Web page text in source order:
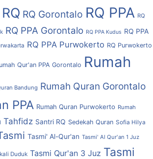
RQ RQ Gorontalo RQ PPA RQ
RQ PPA Gorontalo RQ PPA Kudus RQ PPA
RQ PPA Purwokerto RQ Purwokerto
Qur'an PPA Gorontalo Rumah
Bandung Rumah Quran Gorontalo
PPA Rumah Quran Purwokerto Rumah
Tahfidz Santri RQ Sedekah Quran Sofia Hilya
Tasmi' Al-Qur'an Tasmi' Al Qur'an 1 Juz
Duduk Tasmi Qur'an 3 Juz Tasmi